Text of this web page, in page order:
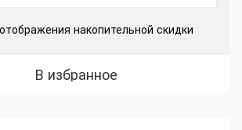
накопительной скидки
В избранное